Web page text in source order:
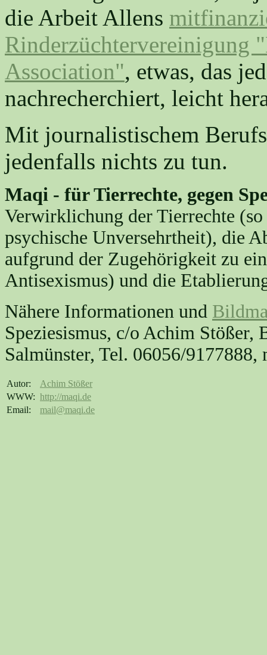
die Arbeit Allens
Rinderzüchtervereinigung
Association", etwas, das
nachrecherchiert, leicht
Mit journalistischem
jedenfalls nichts zu tun.
Maqi - für Tierrechte, gegen
Verwirklichung der Tierrechte (so
psychische Unversehrtheit), die
aufgrund der Zugehörigkeit zu
Antisexismus) und die
Nähere Informationen und
Speziesismus, c/o Achim Stößer,
Salmünster, Tel. 06056/
Autor:
Achim Stößer
WWW: http://maqi.de
Email:
mail@maqi.de